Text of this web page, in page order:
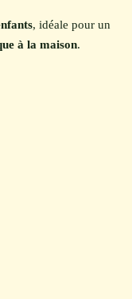
, idéale pour un
à la maison.